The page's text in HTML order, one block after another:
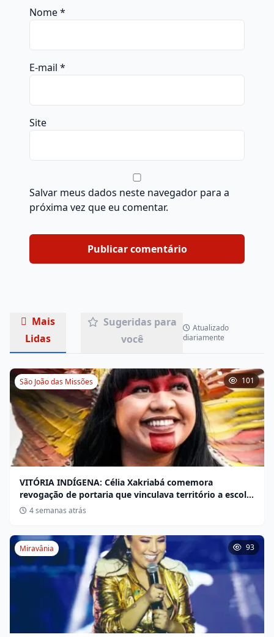
Nome*
E-mail *
Site
Salvar meus dados neste navegador para a
próxima vez que eu comentar.
Mais
Lidas
Sugeridas para
você
Atualizado
diariamente
São João das Missões 101
VITÓRIA INDÍGENA: Célia Xakriabá comemora
revogação de portaria que vinculava território a escola
não indígena
4 semanas atrás
Miravânia 93